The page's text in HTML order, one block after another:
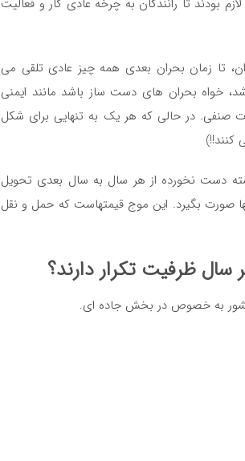
تا زمان بحران بعدی همه چیز عادی تلقی می
خواه بحران های دست ساز باشد مانند ایمنی
صنفی. در حالی که هر یک به تنهایی برای شکل
کنند!!)
دست نخورده از هر سال به سال بعدی تحویل
صورت بگیرد. این موج قیمتهاست که حمل و نقل
ظرفیت تکرار دارند؟
به خصوص در بخش جاده ای.